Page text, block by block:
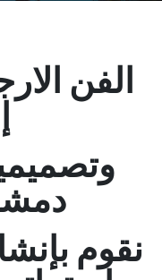
الفن
نقوم